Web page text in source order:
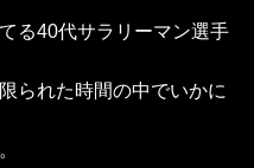
る40代サラリーマン選手
られた時間の中でいかに